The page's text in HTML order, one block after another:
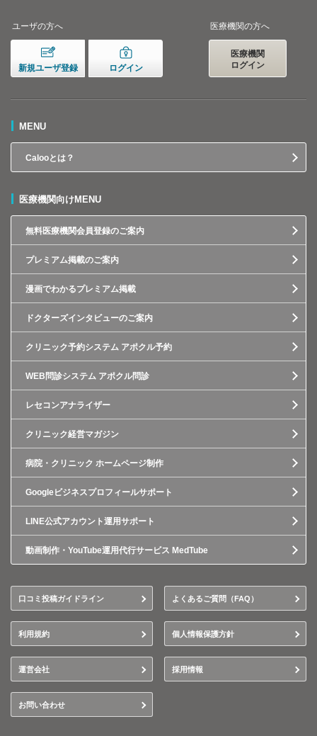
ユーザの方へ
新規ユーザ登録 ログイン
医療機関の方へ
医療機関
ログイン
MENU
Calooとは？
医療機関向けMENU
無料医療機関会員登録のご案内
プレミアム掲載のご案内
漫画でわかるプレミアム掲載
ドクターズインタビューのご案内
クリニック予約システム アポクル予約
WEB問診システム アポクル問診
レセコンアナライザー
クリニック経営マガジン
病院・クリニック ホームページ制作
Googleビジネスプロフィールサポート
LINE公式アカウント運用サポート
動画制作・YouTube運用代行サービス MedTube
口コミ投稿ガイドライン よくあるご質問（FAQ）
利用規約 個人情報保護方針
運営会社 採用情報
お問い合わせ